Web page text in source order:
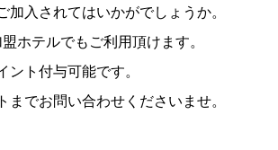
加入されてはいかがでしょうか。
ホテルでもご利用頂けます。
ント付与可能です。
までお問い合わせくださいませ。